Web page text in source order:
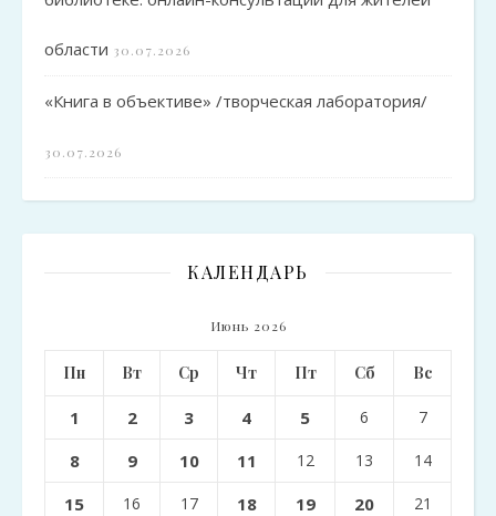
области 30.07.2026
«Книга в объективе» /творческая лаборатория/
30.07.2026
КАЛЕНДАРЬ
Июнь 2026
Пн Вт Ср Чт Пт Сб Вс
1 2 3 4 5 6 7
8 9 10 11 12 13 14
15 16 17 18 19 20 21